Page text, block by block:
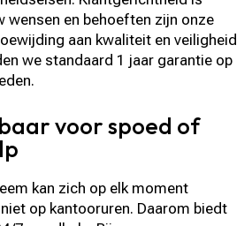
wensen en behoeften zijn onze
aan kwaliteit en veiligheid
we standaard 1 jaar garantie op
voor spoed of
kan zich op elk moment
op kantooruren. Daarom biedt